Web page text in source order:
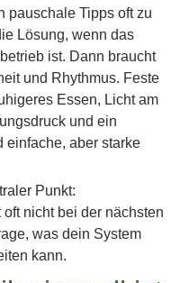
pauschale Tipps oft zu
Lösung, wenn das
ist. Dann braucht
und Rhythmus. Feste
Essen, Licht am
und ein
einfache, aber starke
Punkt:
nicht bei der nächsten
was dein System
kann.